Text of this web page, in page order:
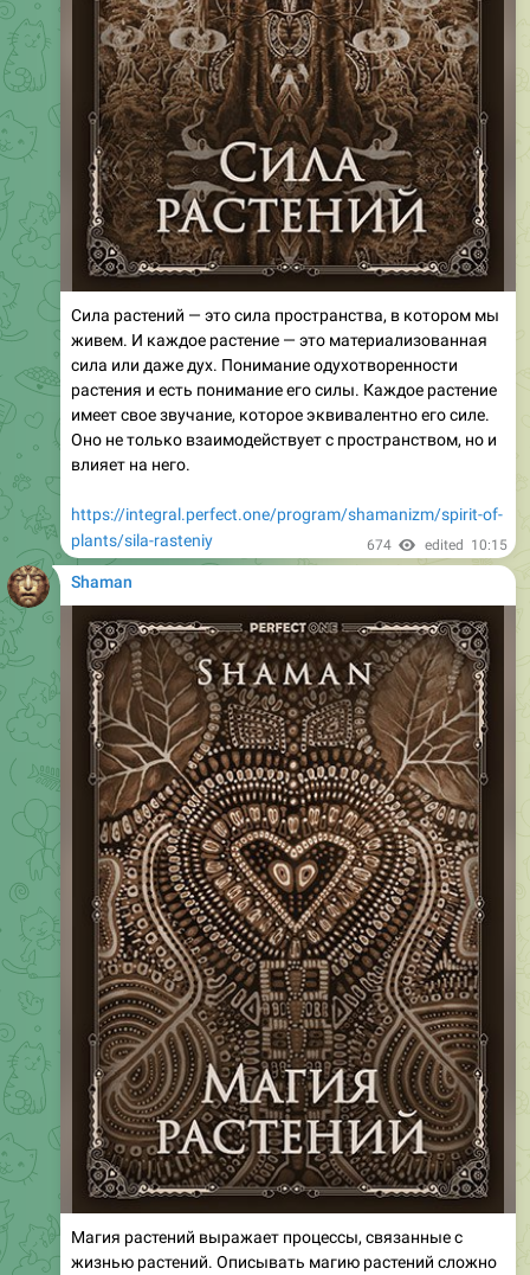
Сила растений — это сила пространства, в котором мы
живем. И каждое растение — это материализованная
сила или даже дух. Понимание одухотворенности
растения и есть понимание его силы. Каждое растение
имеет свое звучание, которое эквивалентно его силе.
Оно не только взаимодействует с пространством, но и
влияет на него.
https://integral.perfect.one/program/shamanizm/spirit-of-
plants/sila-rasteniy
674 edited 10:15
Shaman
Магия растений выражает процессы, связанные с
жизнью растений. Описывать магию растений сложно